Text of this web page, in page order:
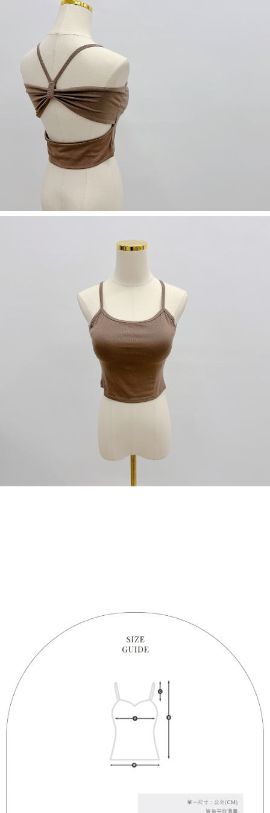
す。AFTEEの個人情報の収集、処理、利用について、詳細はAFTEE公式ホ
https://aftee.tw/privacypolicy/
AFTEEの初回ご利用の際に、審査を通過すれば、最高額がNT$10,000にな
ります。支払い期限を過ぎた場合、その金額に基づいて年利20%の遅延滞
納金が加算されます。未成年の利用者は、事前に法定代理人または後見人
の同意を得ればAFTEEをご利用いただけます。
個人情報の処理、利用について疑問がある、または関連する法律の権利を
行使したい場合は、ネットプロテクションズ
にご連絡ください。上記に示した個人情報を、必要な購入注文書とあわせ
てAFTEEにご提供いただく、またはAFTEEにあなたの個人情報の収集、処
理、利用を許可することににご同意いただけない場合は、当サービスを選
択しないでください。